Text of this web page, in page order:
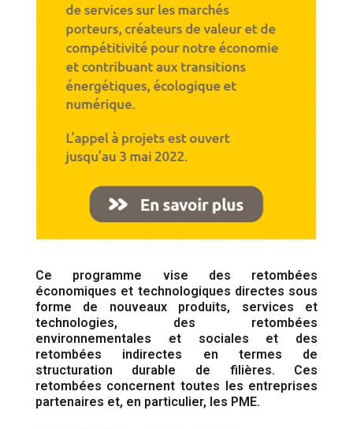
Ce programme vise des retombées
économiques et technologiques directes sous
forme de nouveaux produits, services et
technologies, des retombées
environnementales et sociales et des
retombées indirectes en termes de
structuration durable de filières. Ces
retombées concernent toutes les entreprises
partenaires et, en particulier, les PME.